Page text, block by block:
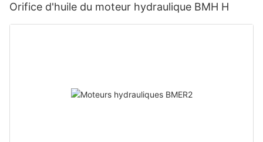
Orifice d'huile du moteur hydraulique BMH H